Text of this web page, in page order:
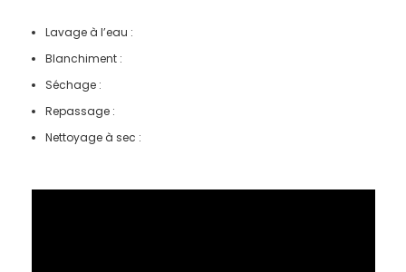
Lavage à l’eau :
Blanchiment :
Séchage :
Repassage :
Nettoyage à sec :